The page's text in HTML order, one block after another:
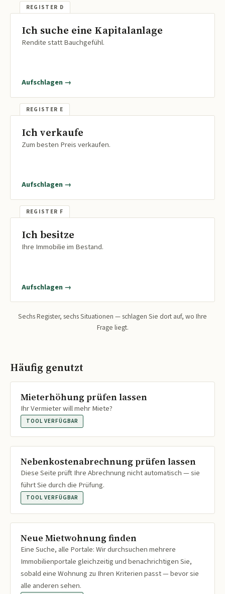
Ich suche eine Kapitalanlage
Rendite statt Bauchgefühl.
Aufschlagen →
Ich verkaufe
Zum besten Preis verkaufen.
Aufschlagen →
Ich besitze
Ihre Immobilie im Bestand.
Aufschlagen →
Sechs Register, sechs Situationen — schlagen Sie dort auf, wo Ihre
Frage liegt.
Häufig genutzt
Mieterhöhung prüfen lassen
Ihr Vermieter will mehr Miete?
TOOL VERFÜGBAR
Nebenkostenabrechnung prüfen lassen
Diese Seite prüft Ihre Abrechnung nicht automatisch — sie
führt Sie durch die Prüfung.
TOOL VERFÜGBAR
Neue Mietwohnung finden
Eine Suche, alle Portale: Wir durchsuchen mehrere
Immobilienportale gleichzeitig und benachrichtigen Sie,
sobald eine Wohnung zu Ihren Kriterien passt — bevor sie
alle anderen sehen.